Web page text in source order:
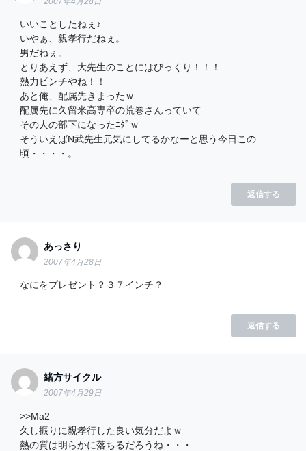
いいことしたねぇ♪
いやぁ、親孝行だねぇ。
男だねぇ。
とりあえず、大先生のことにはびっくり！！！
熱力ピンチやね！！
あと俺、配属先きまったｗ
配属先に久留米高専卒の荒巻さんっていて
その人の部下になったﾆﾀﾞｗ
そういえばN武先生元気にしてるかなーと思う今日この
頃・・・・。
返信する
あっさり
2007年4月28日
なにをプレゼント？３７インチ？
返信する
緒方サイクル
2007年4月29日
>>Ma2
久し振りに親孝行した良い気分だよｗ
熱の質は明らかに落ちるだろうね・・・